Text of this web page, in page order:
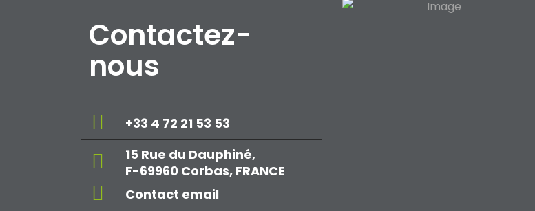
Contactez-
nous
+33 4 72 21 53 53
15 Rue du Dauphiné,
F-69960 Corbas, FRANCE
Contact email